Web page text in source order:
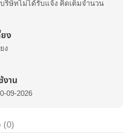
ริษัทไม่ได้รับแจ้ง คิดเต็มจำนวน
ง
ง
งาน
09-2026
(0)